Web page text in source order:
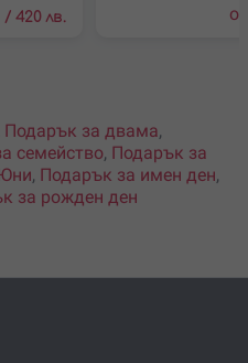
/ 420 лв. от
Подарък за двама,
семейство, Подарък за
, Подарък за имен ден,
за рожден ден